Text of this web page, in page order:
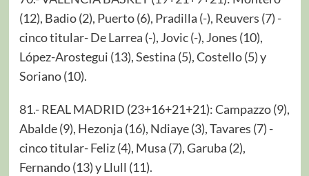
(12), Badio (2), Puerto (6), Pradilla (-), Reuvers (7) -
cinco titular- De Larrea (-), Jovic (-), Jones (10),
López-Arostegui (13), Sestina (5), Costello (5) y
Soriano (10).
81.- REAL MADRID (23+16+21+21): Campazzo (9),
Abalde (9), Hezonja (16), Ndiaye (3), Tavares (7) -
cinco titular- Feliz (4), Musa (7), Garuba (2),
Fernando (13) y Llull (11).